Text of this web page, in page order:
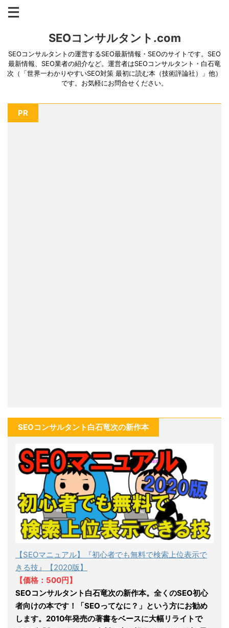
SEOコンサルタント.com
SEOコンサルタントの運営するSEO最新情報・SEOのサイトです。SEO
最新情報、SEO業者の紹介など。運営者はSEOコンサルタント・白石竜
次（「世界一わかりやすいSEO対策 最初に読む本（技術評論社）」他）
です。お気軽にお問合せください。
PR
SEOコンサルタント白石竜次の新作本
【SEOマニュアル】『初心者でも無料で検索上位表示で
きる技』【2020版】
【価格：500円】
SEOコンサルタント白石竜次の新作本。全くのSEO初心
者向けの本です！「SEOってなに？」という方にお勧め
します。2010年発売の著書をベースに大幅リライトで